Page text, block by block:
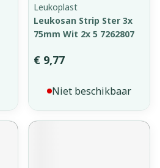
Leukoplast
Leukosan Strip Ster 3x
75mm Wit 2x 5 7262807
€ 9,77
Niet beschikbaar